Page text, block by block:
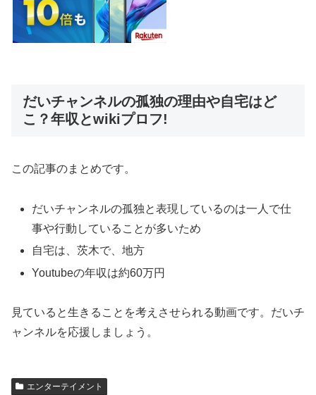
だいチャンネルの孤独の理由や自宅はど
こ？年収とwikiプロフ!
この記事のまとめです。
だいチャンネルの孤独と表現しているのは一人で仕
事や行動していることが多いため
自宅は、茨木で、地方
Youtubeの年収は約60万円
見ていると生きることを考えさせられる動画です。だいチ
ャンネルを応援しましょう。
エンターテイメント